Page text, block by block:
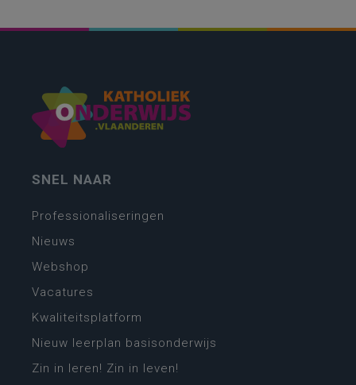
SNEL NAAR
Professionaliseringen
Nieuws
Webshop
Vacatures
Kwaliteitsplatform
Nieuw leerplan basisonderwijs
Zin in leren! Zin in leven!